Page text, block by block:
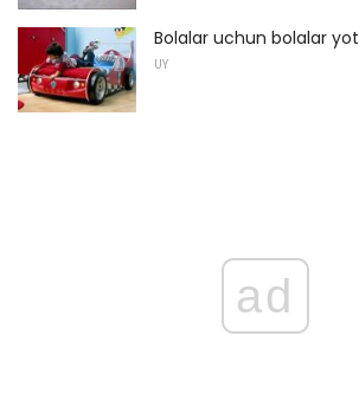
Bolalar uchun bolalar
UY
ad